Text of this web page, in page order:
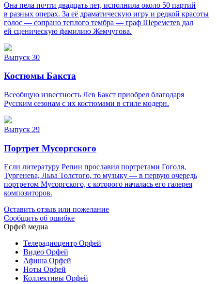
Она пела почти двадцать лет, исполнила около 50 партий
в разных операх. За её драматическую игру и редкой красоты
голос — сопрано теплого тембра — граф Шереметев дал
ей сценическую фамилию Жемчугова.
Выпуск 30
Костюмы Бакста
Всеобщую известность Лев Бакст приобрел благодаря
Русским сезонам с их костюмами в стиле модерн.
Выпуск 29
Портрет Мусоргского
Если литературу Репин прославил портретами Гоголя,
Тургенева, Льва Толстого, то музыку — в первую очередь
портретом Мусоргского, с которого началась его галерея
композиторов.
Оставить отзыв или пожелание
Сообщить об ошибке
Орфей медиа
Телерадиоцентр Орфей
Видео Орфей
Афиша Орфей
Ноты Орфей
Коллективы Орфей